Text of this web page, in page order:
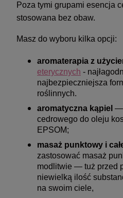
Poza tymi grupami esencja
stosowana bez obaw.
Masz do wyboru kilka opcji:
aromaterapia z
eterycznych -
najbezpieczniejsza
roślinnych.
aromatyczna kąpiel —
cedrowego do oleju
EPSOM;
masaż punktowy i
zastosować masaż
modlitwie — tuż przed
niewielką ilość
na swoim ciele,